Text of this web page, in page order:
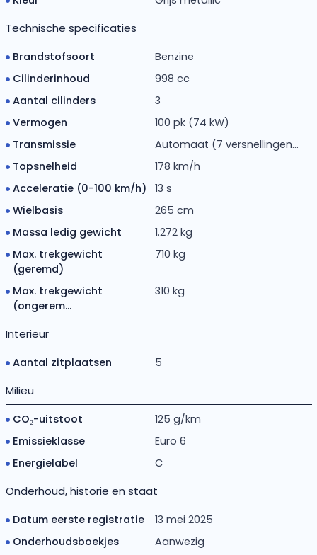
Technische specificaties
Brandstofsoort
Benzine
Cilinderinhoud
998 cc
Aantal cilinders
3
Vermogen
100 pk (74 kW)
Transmissie
Automaat (7 versnellingen...
Topsnelheid
178 km/h
Acceleratie (0-100 km/h)
13 s
Wielbasis
265 cm
Massa ledig gewicht
1.272 kg
Max. trekgewicht
(geremd)
710 kg
Max. trekgewicht
(ongerem...
310 kg
Interieur
Aantal zitplaatsen 5
Milieu
CO₂-uitstoot
125 g/km
Emissieklasse
Euro 6
Energielabel
C
Onderhoud, historie en staat
Datum eerste registratie
13 mei 2025
Onderhoudsboekjes
Aanwezig